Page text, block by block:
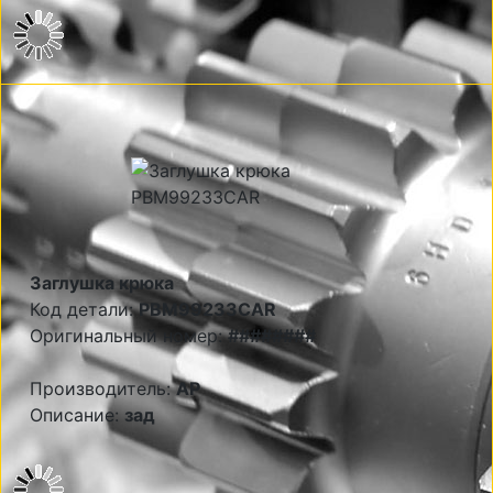
Заглушка крюка
Код детали:PBM99233CAR
Оригинальный номер:########
Производитель:AP
Описание:зад